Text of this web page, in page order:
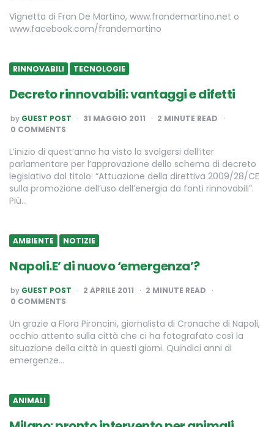
Vignetta di Fran De Martino, www.frandemartino.net o
www.facebook.com/frandemartino
RINNOVABILI TECNOLOGIE
Decreto rinnovabili: vantaggi e difetti
POSTED
BY
by GUEST POST 31 MAGGIO 2011 2 MINUTE READ
0 COMMENTS
L’inizio di quest’anno ha visto lo svolgersi dell’iter
parlamentare per l’approvazione dello schema di decreto
legislativo dal titolo: “Attuazione della direttiva 2009/28/CE
sulla promozione dell’uso dell’energia da fonti rinnovabili”.
Più…
AMBIENTE NOTIZIE
Napoli.E’ di nuovo ‘emergenza’?
POSTED
BY
by GUEST POST 2 APRILE 2011 2 MINUTE READ
0 COMMENTS
Un grazie a Flora Pironcini, giornalista di Cronache di Napoli,
occhio attento sulla città che ci ha fotografato così la
situazione della città in questi giorni. Quindici anni di
emergenze…
ANIMALI